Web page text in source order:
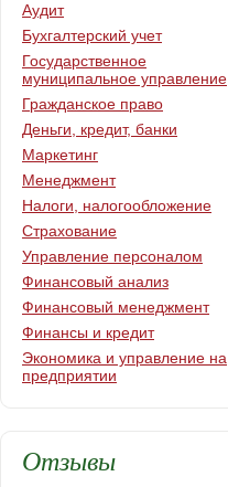
Аудит
Бухгалтерский учет
Государственное
муниципальное управление
Гражданское право
Деньги, кредит, банки
Маркетинг
Менеджмент
Налоги, налогообложение
Страхование
Управление персоналом
Финансовый анализ
Финансовый менеджмент
Финансы и кредит
Экономика и управление на
предприятии
Отзывы